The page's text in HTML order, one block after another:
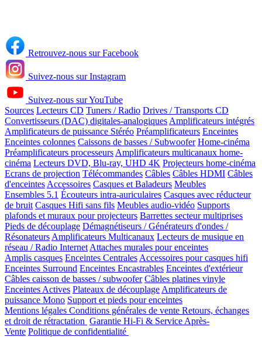
Retrouvez-nous sur Facebook
Suivez-nous sur Instagram
Suivez-nous sur YouTube
Sources Lecteurs CD Tuners / Radio Drives / Transports CD
Convertisseurs (DAC) digitales-analogiques Amplificateurs intégrés
Amplificateurs de puissance Stéréo Préamplificateurs Enceintes
Enceintes colonnes Caissons de basses / Subwoofer Home-cinéma
Préamplificateurs processeurs Amplificateurs multicanaux home-
cinéma Lecteurs DVD, Blu-ray, UHD 4K Projecteurs home-cinéma
Ecrans de projection Télécommandes Câbles Câbles HDMI Câbles
d'enceintes Accessoires Casques et Baladeurs Meubles
Ensembles 5.1 Écouteurs intra-auriculaires Casques avec réducteur
de bruit Casques Hifi sans fils Meubles audio-vidéo Supports
plafonds et muraux pour projecteurs Barrettes secteur multiprises
Pieds de découplage Démagnétiseurs / Générateurs d'ondes /
Résonateurs Amplificateurs Multicanaux Lecteurs de musique en
réseau / Radio Internet Attaches murales pour enceintes
Amplis casques Enceintes Centrales Accessoires pour casques hifi
Enceintes Surround Enceintes Encastrables Enceintes d'extérieur
Câbles caisson de basses / subwoofer Câbles platines vinyle
Enceintes Actives Plateaux de découplage Amplificateurs de
puissance Mono Support et pieds pour enceintes
Mentions légales Conditions générales de vente Retours, échanges
et droit de rétractation Garantie Hi-Fi & Service Après-
Vente Politique de confidentialité